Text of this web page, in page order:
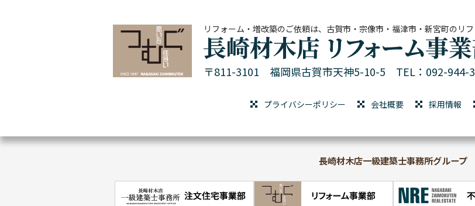
リフォーム・増改築のご依頼は、古賀市・宗像市・福津市・新宮町のリ
〒811-3101 福岡県古賀市天神5-10-5 TEL：092-
プライバシーポリシー 会社概要 採用情報
長崎材木店一級建築士事務所グループ